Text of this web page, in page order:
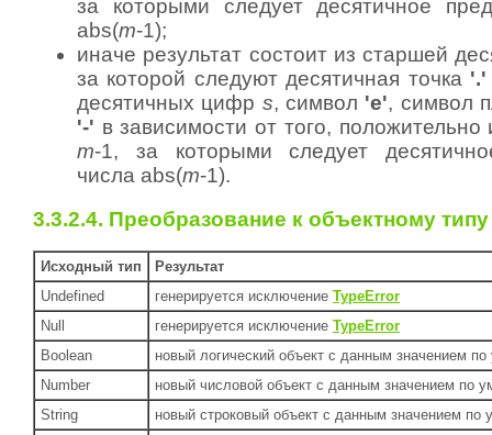
за которыми следует десятичное
abs(m-1);
иначе результат состоит из старшей
за которой следуют десятичная точка '.'
десятичных цифр s, символ 'e', символ
'-' в зависимости от того, положительно
m-1, за которыми следует
числа abs(m-1).
3.3.2.4. Преобразование к объектному типу
Исходный тип
Результат
Undefined
генерируется исключение TypeError
Null
генерируется исключение TypeError
Boolean
новый логический объект с данным значением
Number
новый числовой объект с данным значением по
String
новый строковый объект с данным значением по